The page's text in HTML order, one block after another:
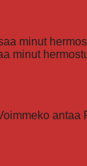
minut
minut
antaa